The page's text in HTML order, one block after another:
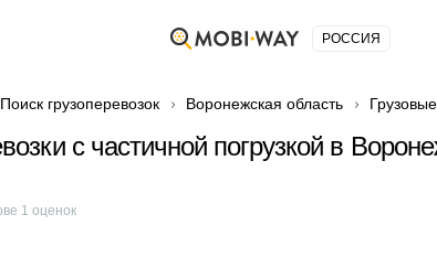
РОССИЯ
Поиск грузоперевозок Воронежская область
с частичной погрузкой в
1 оценок